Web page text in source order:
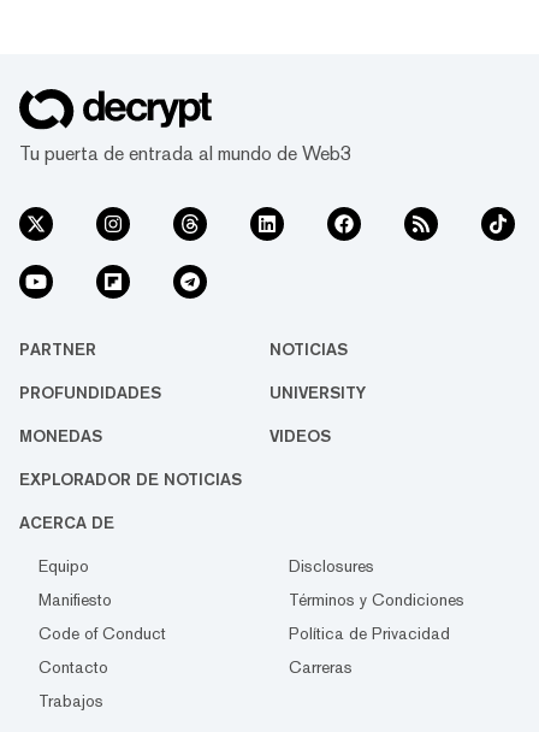
Tu puerta de entrada al mundo de Web3
PARTNER NOTICIAS
PROFUNDIDADES UNIVERSITY
MONEDAS VIDEOS
EXPLORADOR DE NOTICIAS
ACERCA DE
Equipo
Disclosures
Manifiesto
Términos y Condiciones
Code of Conduct
Política de Privacidad
Contacto
Carreras
Trabajos